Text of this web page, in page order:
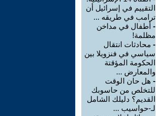
التقييم في إسرائيل أن
ترامب في طريقه ...
- أطفال في مداخن
مظلمة!
- محادثات انتقال
سياسي في فنزويلا بين
الحكومة المؤقتة
والمعارض ...
- هل حان الوقت
للتخلص من حاسوبك
القديم؟ دليلك الشامل
لـ-حواسيب ...